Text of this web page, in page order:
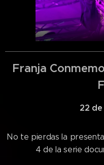
Franja
22
No te pierdas la
4 de la serie